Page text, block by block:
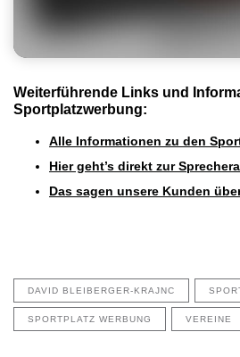
Weiterführende Links und
Sportplatzwerbung:
Alle Informationen zu den
Hier geht’s direkt zur
Das sagen unsere Kunden
DAVID BLEIBERGER-KRAJNC
SPORTPLATZ WERBUNG VEREINE